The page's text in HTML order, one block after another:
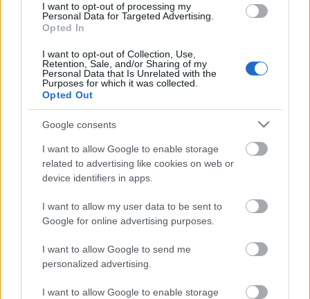
I want to opt-out of processing my
Personal Data for Targeted Advertising.
Opted In
I want to opt-out of Collection, Use,
Retention, Sale, and/or Sharing of my
Personal Data that Is Unrelated with the
Purposes for which it was collected.
Opted Out
Google consents
I want to allow Google to enable storage
related to advertising like cookies on web or
device identifiers in apps.
I want to allow my user data to be sent to
Google for online advertising purposes.
I want to allow Google to send me
personalized advertising.
I want to allow Google to enable storage
ben felszámolták a nagysebességű harci repülést
Pápán, s ez a műfaj Kecskeméttel egybázisúvá, majd
honvédségben - a falig hátrálás iskolapéldájaként. A
történelem kereke azóta talán nem is egyet fordult,…